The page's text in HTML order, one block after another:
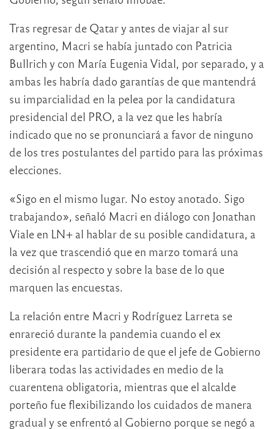
Tras regresar de Qatar y antes de viajar al sur
argentino, Macri se había juntado con Patricia
Bullrich y con María Eugenia Vidal, por separado, y a
ambas les habría dado garantías de que mantendrá
su imparcialidad en la pelea por la candidatura
presidencial del PRO, a la vez que les habría
indicado que no se pronunciará a favor de ninguno
de los tres postulantes del partido para las próximas
elecciones.
«Sigo en el mismo lugar. No estoy anotado. Sigo
trabajando», señaló Macri en diálogo con Jonathan
Viale en LN+ al hablar de su posible candidatura, a
la vez que trascendió que en marzo tomará una
decisión al respecto y sobre la base de lo que
marquen las encuestas.
La relación entre Macri y Rodríguez Larreta se
enrareció durante la pandemia cuando el ex
presidente era partidario de que el jefe de Gobierno
liberara todas las actividades en medio de la
cuarentena obligatoria, mientras que el alcalde
porteño fue flexibilizando los cuidados de manera
gradual y se enfrentó al Gobierno porque se negó a